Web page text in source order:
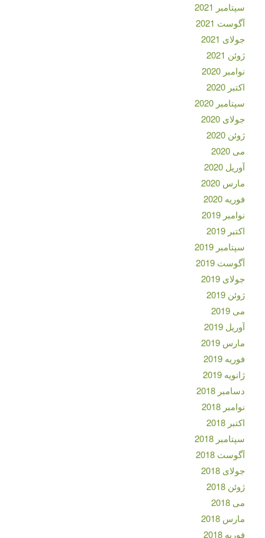
سپتامبر 2021
آگوست 2021
جولای 2021
ژوئن 2021
نوامبر 2020
اکتبر 2020
سپتامبر 2020
جولای 2020
ژوئن 2020
می 2020
آوریل 2020
مارس 2020
فوریه 2020
نوامبر 2019
اکتبر 2019
سپتامبر 2019
آگوست 2019
جولای 2019
ژوئن 2019
می 2019
آوریل 2019
مارس 2019
فوریه 2019
ژانویه 2019
دسامبر 2018
نوامبر 2018
اکتبر 2018
سپتامبر 2018
آگوست 2018
جولای 2018
ژوئن 2018
می 2018
مارس 2018
فوریه 2018